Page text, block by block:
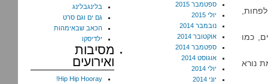
17.5 ק"ג ואני רוצה לרדת עוד 12 ק"ג לפחות,
כמו
נורא
ספטמבר 2015
יולי 2015
נובמבר 2014
אוקטובר 2014
ספטמבר 2014
אוגוסט 2014
יולי 2014
יוני 2014
בלינגבלינג
גם ים וגם סרט
הכאב שבאימהות
ילדיסקו
מסיבות
ואירועים
Hip Hip Hooray!